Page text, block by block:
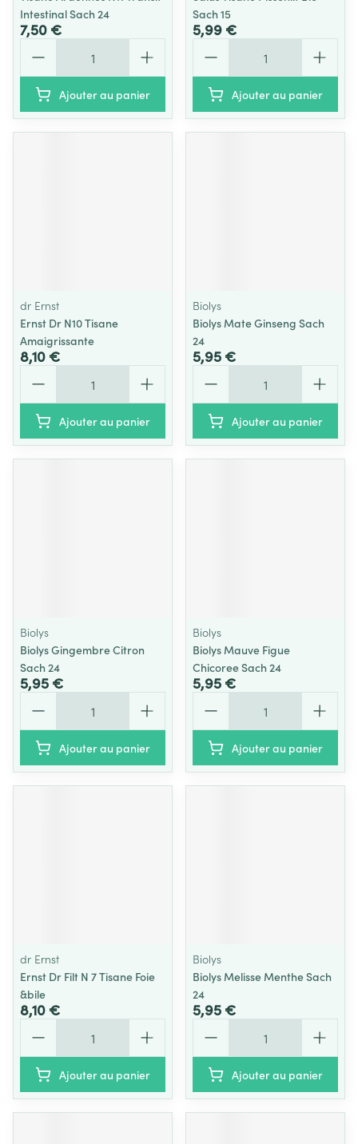
Intestinal Sach 24
7,50 €
Ajouter au panier
Sach 15
5,99 €
Ajouter au panier
dr Ernst
Ernst Dr N10 Tisane
Amaigrissante
8,10 €
Ajouter au panier
Biolys
Biolys Mate Ginseng Sach
24
5,95 €
Ajouter au panier
Biolys
Biolys Gingembre Citron
Sach 24
5,95 €
Ajouter au panier
Biolys
Biolys Mauve Figue
Chicoree Sach 24
5,95 €
Ajouter au panier
dr Ernst
Ernst Dr Filt N 7 Tisane Foie
&bile
8,10 €
Ajouter au panier
Biolys
Biolys Melisse Menthe Sach
24
5,95 €
Ajouter au panier